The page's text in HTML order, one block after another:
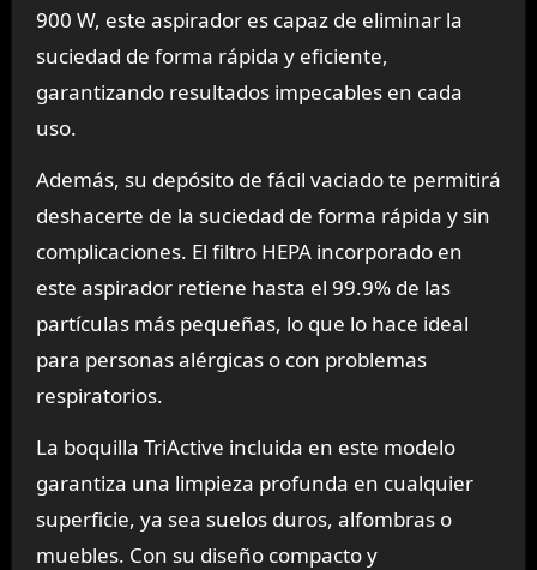
900 W, este aspirador es capaz de eliminar la
suciedad de forma rápida y eficiente,
garantizando resultados impecables en cada
uso.
Además, su depósito de fácil vaciado te permitirá
deshacerte de la suciedad de forma rápida y sin
complicaciones. El filtro HEPA incorporado en
este aspirador retiene hasta el 99.9% de las
partículas más pequeñas, lo que lo hace ideal
para personas alérgicas o con problemas
respiratorios.
La boquilla TriActive incluida en este modelo
garantiza una limpieza profunda en cualquier
superficie, ya sea suelos duros, alfombras o
muebles. Con su diseño compacto y